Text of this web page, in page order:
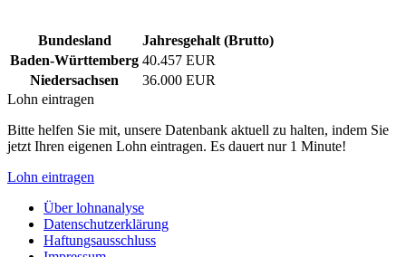
Bundesland
Jahresgehalt (Brutto)
Baden-Württemberg 40.457 EUR
Niedersachsen
36.000 EUR
Lohn eintragen
Bitte helfen Sie mit, unsere Datenbank aktuell zu halten, indem Sie
jetzt Ihren eigenen Lohn eintragen. Es dauert nur 1 Minute!
Lohn eintragen
Über lohnanalyse
Datenschutzerklärung
Haftungsausschluss